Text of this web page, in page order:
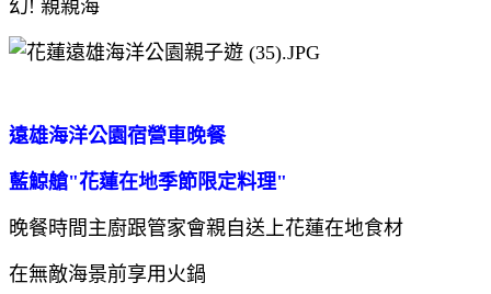
遠雄海洋公園宿營車晚餐
藍鯨艙"花蓮在地季節限定料理"
晚餐時間主廚跟管家會親自送上花蓮在地食材
在無敵海景前享用火鍋